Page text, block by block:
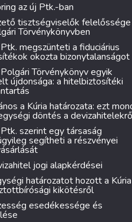
az új Ptk.-ban
tisztségviselők felelőssége
Törvénykönyvben
megszünteti a fiduciárius
okozta bizonytalanságot
Törvénykönyv egyik
újdonsága: a hitelbiztosítéki
a Kúria határozata: ezt
döntés a
szerint egy társaság
segítheti a részvényei
jogi alapkérdései
határozatot hozott a
kikötésről
esedékessége és